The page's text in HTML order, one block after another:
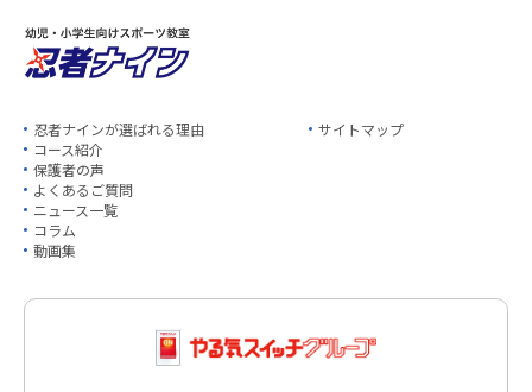
忍者ナインが選ばれる理由
コース紹介
保護者の声
よくあるご質問
ニュース一覧
コラム
動画集
サイトマップ